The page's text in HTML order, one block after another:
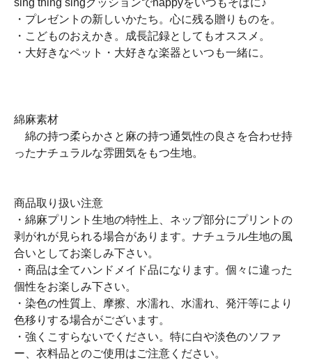
sing thing singクッションでhappyをいつもそばに♪
・プレゼントの新しいかたち。心に残る贈りものを。
・こどものおえかき。成長記録としてもオススメ。
・大好きなペット・大好きな楽器といつも一緒に。
綿麻素材
綿の持つ柔らかさと麻の持つ通気性の良さを合わせ持
ったナチュラルな雰囲気をもつ生地。
商品取り扱い注意
・綿麻プリント生地の特性上、ネップ部分にプリントの
剥がれが見られる場合があります。ナチュラル生地の風
合いとしてお楽しみ下さい。
・商品は全てハンドメイド品になります。個々に違った
個性をお楽しみ下さい。
・染色の性質上、摩擦、水濡れ、水濡れ、発汗等により
色移りする場合がございます。
・強くこすらないでください。特に白や淡色のソファ
ー、衣料品とのご使用はご注意ください。